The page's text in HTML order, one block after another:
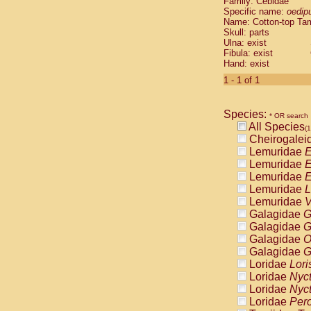
Cebidae
Cebidae
Cebidae
Cebidae
Cebidae
Cebidae
Cebidae
Cebidae
Cebidae
Cebidae
Cebidae
Cebidae
Atelidae
Atelidae
Atelidae
Atelidae
Atelidae
Atelidae
Atelidae
Atelidae
Atelidae
Atelidae
Pitheciidae
Specific name:
Name: Cotton-top
Skull: parts
Ulna: exist
Fibula: exist
Hand: exist
1 - 1 of 1
Species: * OR search
All Species
Lemuridae
Lemuridae
Lemuridae
Lemuridae
Lemuridae
Galagidae
Galagidae
Galagidae
Galagidae
Loridae
Loridae
Loridae
Loridae